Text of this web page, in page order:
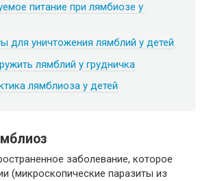
питание при лямбиозе у
для уничтожения лямблий у детей
лямблий у грудничка
лямблиоза у детей
заболевание, которое
(микроскопические паразиты из